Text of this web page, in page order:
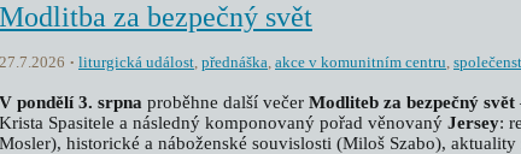
Modlitba za bezpečný svět
27.7.2026 liturgická událost, přednáška, akce v komunitním centru,
V pondělí 3. srpna proběhne další večer Modliteb za bezpečný svět
Krista Spasitele a následný komponovaný pořad věnovaný Jersey:
Mosler), historické a náboženské souvislosti (Miloš Szabo),